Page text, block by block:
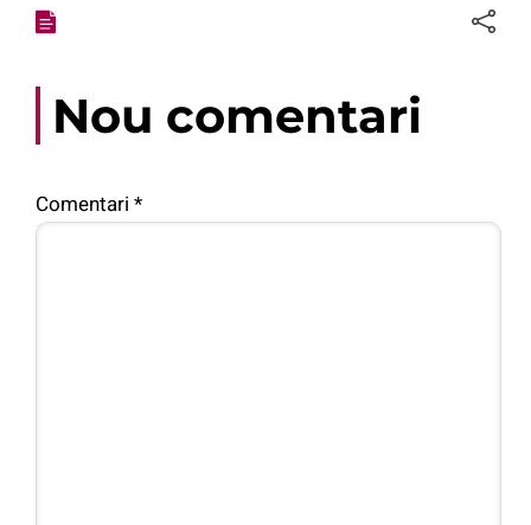
Nou comentari
Comentari *